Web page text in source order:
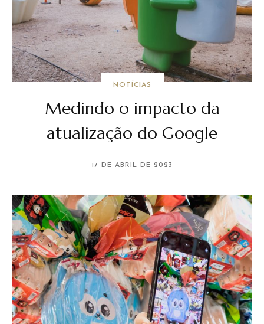
NOTÍCIAS
Medindo o impacto da
atualização do Google
17 DE ABRIL DE 2023